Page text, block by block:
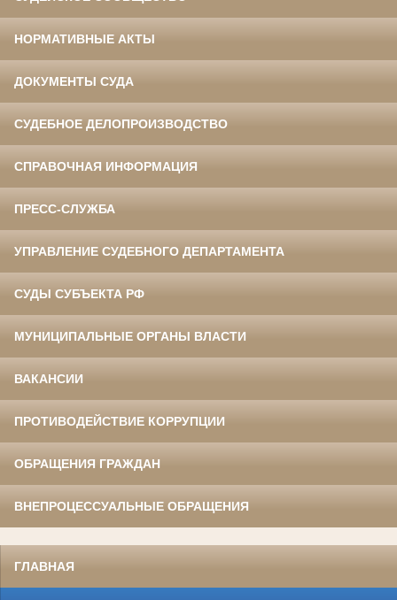
НОРМАТИВНЫЕ АКТЫ
ДОКУМЕНТЫ СУДА
СУДЕБНОЕ ДЕЛОПРОИЗВОДСТВО
СПРАВОЧНАЯ ИНФОРМАЦИЯ
ПРЕСС-СЛУЖБА
УПРАВЛЕНИЕ СУДЕБНОГО ДЕПАРТАМЕНТА
СУДЫ СУБЪЕКТА РФ
МУНИЦИПАЛЬНЫЕ ОРГАНЫ ВЛАСТИ
ВАКАНСИИ
ПРОТИВОДЕЙСТВИЕ КОРРУПЦИИ
ОБРАЩЕНИЯ ГРАЖДАН
ВНЕПРОЦЕССУАЛЬНЫЕ ОБРАЩЕНИЯ
ГЛАВНАЯ